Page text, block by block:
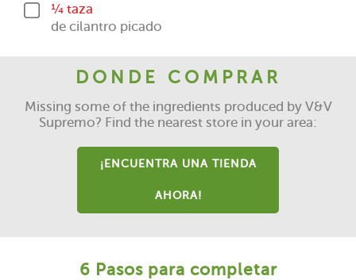
¼ taza
de cilantro picado
DONDE COMPRAR
Missing some of the ingredients produced by V&V
Supremo? Find the nearest store in your area:
¡ENCUENTRA UNA TIENDA
AHORA!
6 Pasos para completar